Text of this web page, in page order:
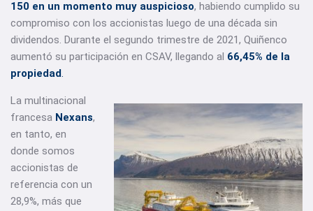
150 en un momento muy auspicioso, habiendo cumplido su
compromiso con los accionistas luego de una década sin
dividendos. Durante el segundo trimestre de 2021, Quiñenco
aumentó su participación en CSAV, llegando al 66,45% de la
propiedad.
La multinacional
francesa Nexans,
en tanto, en
donde somos
accionistas de
referencia con un
28,9%, más que